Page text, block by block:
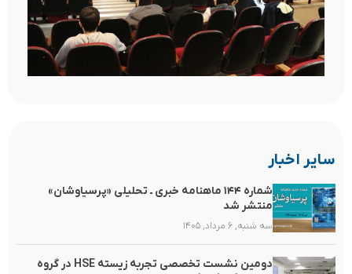
سایر اخبار
شماره ۱۴۴ ماهنامه خبری ـ تحلیلی «پرسیاوشان»
منتشر شد
سه شنبه, ۶ مرداد, ۱۴۰۵
دومین نشست تخصصی تجربه زیسته HSE در گروه